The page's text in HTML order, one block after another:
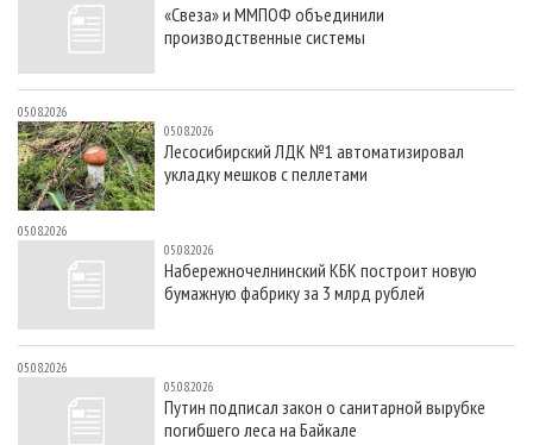
«Свеза» и ММПОФ объединили
производственные системы
05.08.2026
05.08.2026
Лесосибирский ЛДК №1 автоматизировал
укладку мешков с пеллетами
05.08.2026
05.08.2026
Набережночелнинский КБК построит новую
бумажную фабрику за 3 млрд рублей
05.08.2026
05.08.2026
Путин подписал закон о санитарной вырубке
погибшего леса на Байкале